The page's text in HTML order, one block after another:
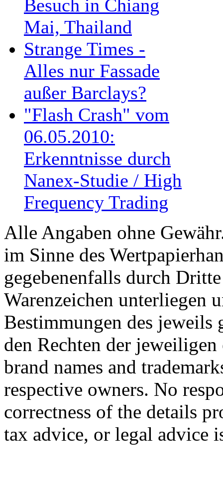
Besuch in Chiang
Mai, Thailand
Strange Times -
Alles nur Fassade
außer Barclays?
"Flash Crash" vom
06.05.2010:
Erkenntnisse durch
Nanex-Studie / High
Frequency Trading
Alle Angaben ohne
im Sinne des
gegebenenfalls durch
Warenzeichen unterliegen
Bestimmungen des jeweils
den Rechten der
brand names and
respective owners. No
correctness of the details
tax advice, or legal advice